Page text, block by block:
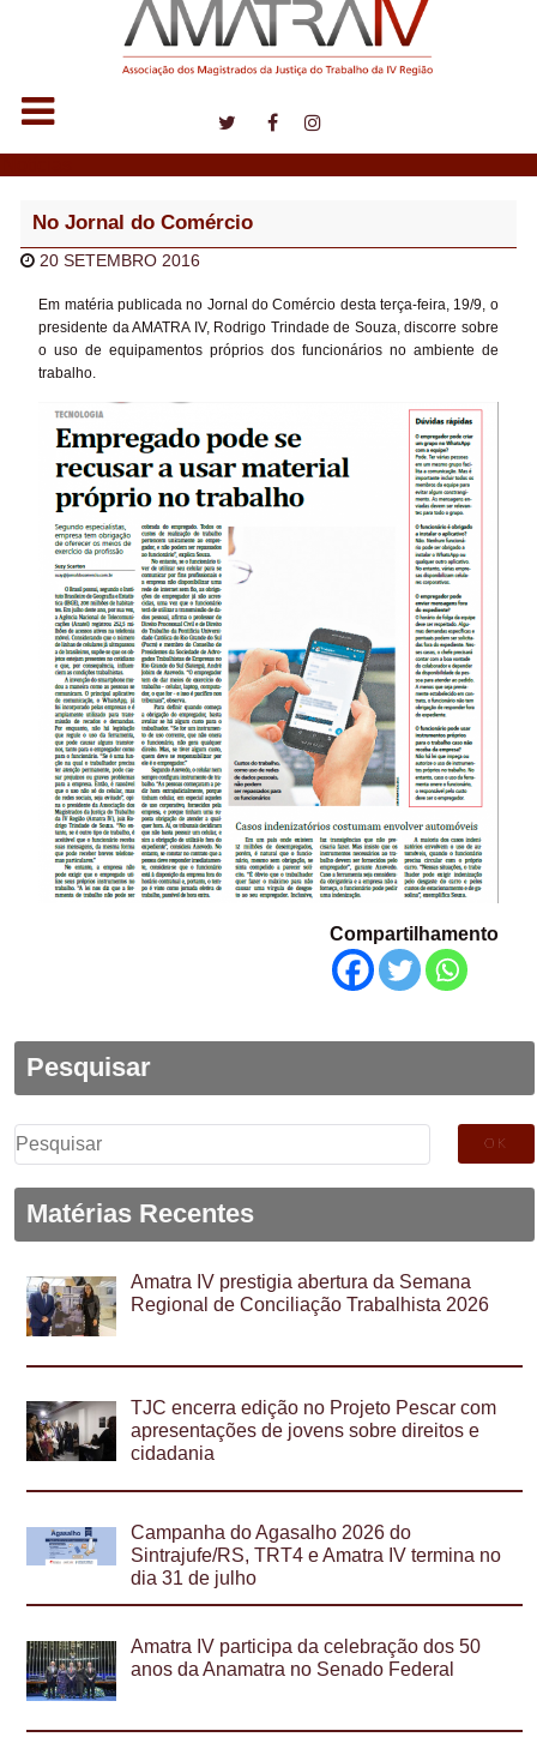
No Jornal do Comércio
20 SETEMBRO 2016
Em matéria publicada no Jornal do Comércio desta terça-feira, 19/9, o
presidente da AMATRA IV, Rodrigo Trindade de Souza, discorre sobre
o uso de equipamentos próprios dos funcionários no ambiente de
trabalho.
Compartilhamento
Pesquisar
Pesquisar
por:
Matérias Recentes
Amatra IV prestigia abertura da Semana
Regional de Conciliação Trabalhista 2026
TJC encerra edição no Projeto Pescar com
apresentações de jovens sobre direitos e
cidadania
Campanha do Agasalho 2026 do
Sintrajufe/RS, TRT4 e Amatra IV termina no
dia 31 de julho
Amatra IV participa da celebração dos 50
anos da Anamatra no Senado Federal